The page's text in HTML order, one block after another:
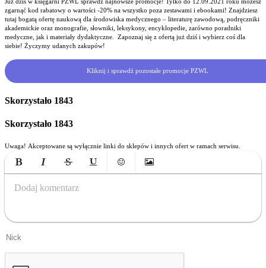
zgarnąć kod rabatowy o wartości -20% na wszystko poza zestawami i ebookami! Znajdziesz
tutaj bogatą ofertę naukową dla środowiska medycznego – literaturę zawodową, podręczniki
akademickie oraz monografie, słowniki, leksykony, encyklopedie, zarówno poradniki
medyczne, jak i materiały dydaktyczne. Zapoznaj się z ofertą już dziś i wybierz coś dla
siebie! Życzymy udanych zakupów!
Kliknij i sprawdź pozostałe promocje PZWL
Skorzystało 1843
Skorzystało 1843
Uwaga! Akceptowane są wyłącznie linki do sklepów i innych ofert w ramach serwisu.
Bold Italic Strikethrough
UnderlineEmoticonsInsert Image
Dodaj komentarz